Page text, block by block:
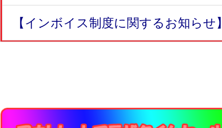
【インボイス制度に関するお知らせ